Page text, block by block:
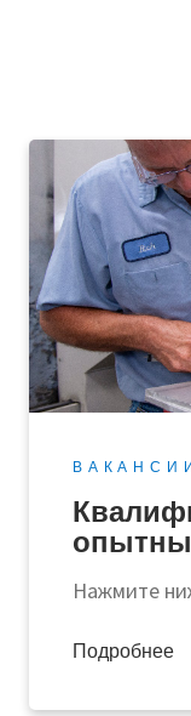
Нажмите
Подробнее